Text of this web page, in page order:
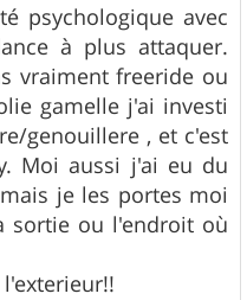
psychologique avec
à plus attaquer.
vraiment freeride ou
gamelle j'ai investi
genouillere , et c'est
Moi aussi j'ai eu du
je les portes moi
sortie ou l'endroit où